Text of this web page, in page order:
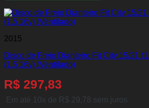
2015
Disco de Freio Dianteiro Fit City 15/21
(1.5 16v) (Ventilado)
R$ 297,83
Em até 10x de R$ 29,78 sem juros